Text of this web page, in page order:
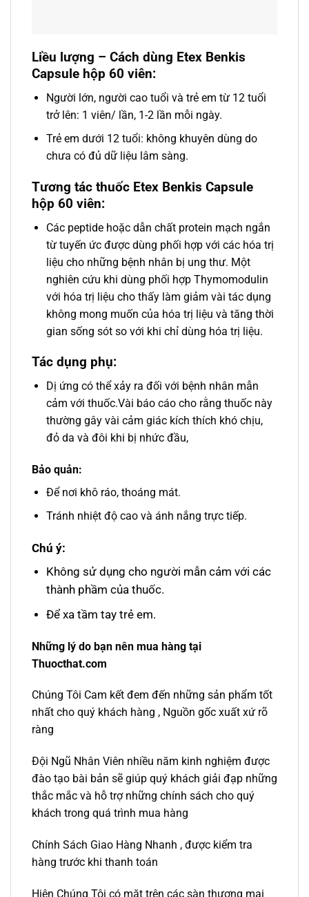
Liều lượng – Cách dùng Etex Benkis
Capsule hộp 60 viên:
Người lớn, người cao tuổi và trẻ em từ 12 tuổi
trở lên: 1 viên/ lần, 1-2 lần mỗi ngày.
Trẻ em dưới 12 tuổi: không khuyên dùng do
chưa có đủ dữ liệu lâm sàng.
Tương tác thuốc Etex Benkis Capsule
hộp 60 viên:
Các peptide hoặc dẫn chất protein mạch ngắn
từ tuyến ức được dùng phối hợp với các hóa trị
liệu cho những bệnh nhân bị ung thư. Một
nghiên cứu khi dùng phối hợp Thymomodulin
với hóa trị liệu cho thấy làm giảm vài tác dụng
không mong muốn của hóa trị liệu và tăng thời
gian sống sót so với khi chỉ dùng hóa trị liệu.
Tác dụng phụ:
Dị ứng có thể xảy ra đối với bệnh nhân mẫn
cảm với thuốc.Vài báo cáo cho rằng thuốc này
thường gây vài cảm giác kích thích khó chịu,
đỏ da và đôi khi bị nhức đầu,
Bảo quản:
Để nơi khô ráo, thoáng mát.
Tránh nhiệt độ cao và ánh nắng trực tiếp.
Chú ý:
Không sử dụng cho người mẫn cảm với các
thành phầm của thuốc.
Để xa tầm tay trẻ em.
Những lý do bạn nên mua hàng tại
Thuocthat.com
Chúng Tôi Cam kết đem đến những sản phẩm tốt
nhất cho quý khách hàng , Nguồn gốc xuất xứ rõ
ràng
Đội Ngũ Nhân Viên nhiều năm kinh nghiệm được
đào tạo bài bản sẽ giúp quý khách giải đạp những
thắc mắc và hỗ trợ những chính sách cho quý
khách trong quá trình mua hàng
Chính Sách Giao Hàng Nhanh , được kiểm tra
hàng trước khi thanh toán
Hiện Chúng Tôi có mặt trên các sàn thương mại